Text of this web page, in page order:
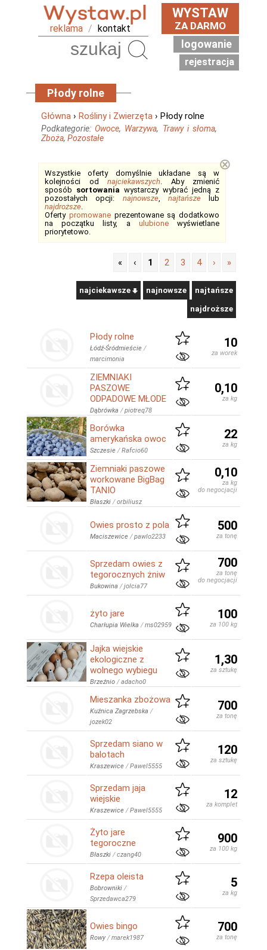
reklama / kontakt
WYSTAW
ZA DARMO
logowanie
rejestracja
Płody rolne
Główna › Rośliny i Zwierzęta › Płody rolne
Podkategorie:Owoce, Warzywa, Trawy i słoma,
Zboża, Pozostałe
Wszystkie oferty domyślnie układane są w
kolejności od najciekawszych. Aby zmienić
sposób sortowania wystarczy wybrać jedną z
pozostałych opcji: najnowsze, najtańszelub
najdroższe.
Oferty promowaneprezentowane są dodatkowo
na początku listy, a ulubionewyświetlane
priorytetowo.
⊗
« ‹ 1 2 3 4 › »
najciekawsze najnowsze najtańsze
najdroższe
Płody rolne
Łódź-Śródmieście /
marcimonia
10
za worek
ZIEMNIAKI
PASZOWE
ODPADOWE MŁODE
Dąbrówka /piotreq78
0,10
za kg
Borówka
amerykańska owoc
Szczesie /Rafcio60
22
za kg
Ziemniaki paszowe
workowane BigBag
TANIO
Błaszki /orbiliusz
0,10
za kg
do negocjacji
Owies prosto z pola
Maciszewice /pawlo2233
500
za tonę
Sprzedam owies z
tegorocznych żniw
Bukowina /jolcia77
700
za tonę
do negocjacji
żyto jare
Charłupia Wielka /ms02959
100
za 100 kg
Jajka wiejskie
ekologiczne z
wolnego wybiegu
Brzeźnio /adacho0
1,30
za sztukę
Mieszanka zbożowa
Kuźnica Zagrzebska /
jozek02
700
za tonę
Sprzedam siano w
balotach
Kraszewice /Pawel5555
120
za sztukę
Sprzedam jaja
wiejskie
Kraszewice /Pawel5555
12
za komplet
Żyto jare
tegoroczne
Błaszki /czang40
900
za 100 kg
Rzepa oleista
Bobrowniki /
Sprzedawca279
5
za kg
Owies bingo
Rowy /marek1987
700
za tonę